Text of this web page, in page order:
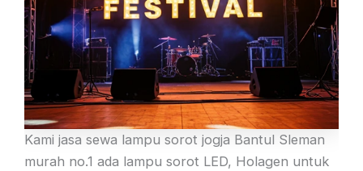
Kami jasa sewa lampu sorot jogja Bantul Sleman
murah no.1 ada lampu sorot LED, Holagen untuk